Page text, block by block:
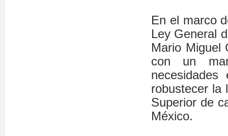
En el marco
Ley General
Mario Miguel
con un
robustecer la
Superior de
México.